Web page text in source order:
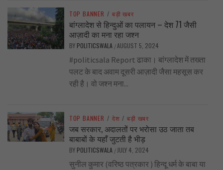
TOP BANNER / बड़ी खबर
बांग्लादेश से हिन्दुओं का पलायन – देश 71 जैसी
आज़ादी का मना रहा जश्न
BY POLITICSWALA /AUGUST 5, 2024
#politicsala Report ढाका। बांग्लादेश में तख्ता
पलट के बाद अवाम दूसरी आज़ादी जैसा महसूस कर
रही है। वो जश्न मना...
TOP BANNER / देश / बड़ी खबर
जब सरकार, अदालतों पर भरोसा उठ जाता तब
बाबाबों के यहाँ जुटती है भीड़
BY POLITICSWALA / JULY 4, 2024
सुनील कुमार (वरिष्ठ पत्रकार ) हिन्दू धर्म के बाबा या